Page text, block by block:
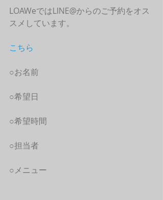
LOAWeではLINE@からのご予約をオス
スメしています。
こちら
○お名前
○希望日
○希望時間
○担当者
○メニュー